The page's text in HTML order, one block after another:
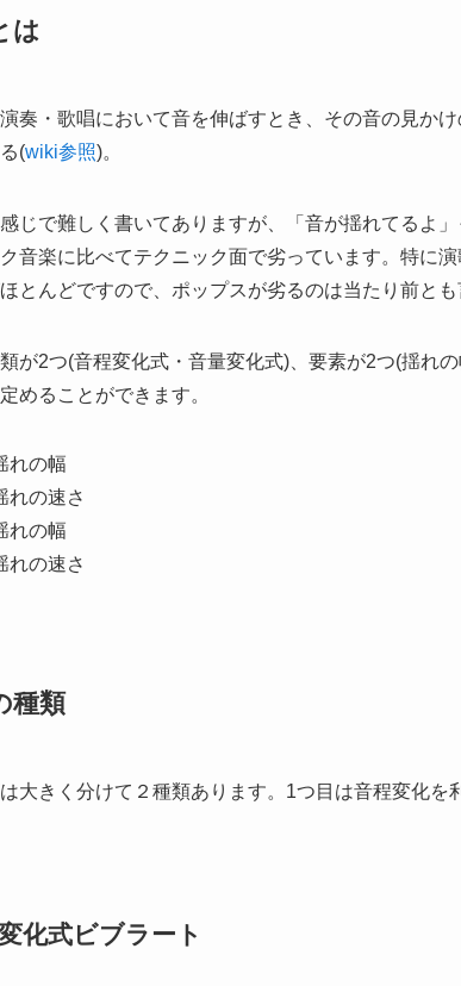
は
奏・歌唱において音を伸ばすとき、その音の見か
(wiki参照)。
じで難しく書いてありますが、「音が揺れてるよ
音楽に比べてテクニック面で劣っています。特に
とんどですので、ポップスが劣るのは当たり前とも
が2つ(音程変化式・音量変化式)、要素が2つ(揺れ
めることができます。
れの幅
れの速さ
れの幅
れの速さ
種類
大きく分けて２種類あります。1つ目は音程変化を
化式ビブラート